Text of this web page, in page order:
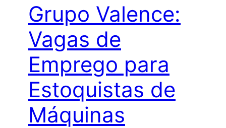
Grupo Valence:
Vagas de
Emprego para
Estoquistas de
Máquinas